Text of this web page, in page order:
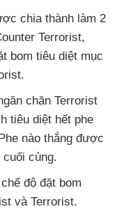
chia thành làm 2
Terrorist,
bom tiêu diệt mục
chặn Terrorist
tiêu diệt hết phe
nào thắng được
cuối cùng.
độ đặt bom
và Terrorist.